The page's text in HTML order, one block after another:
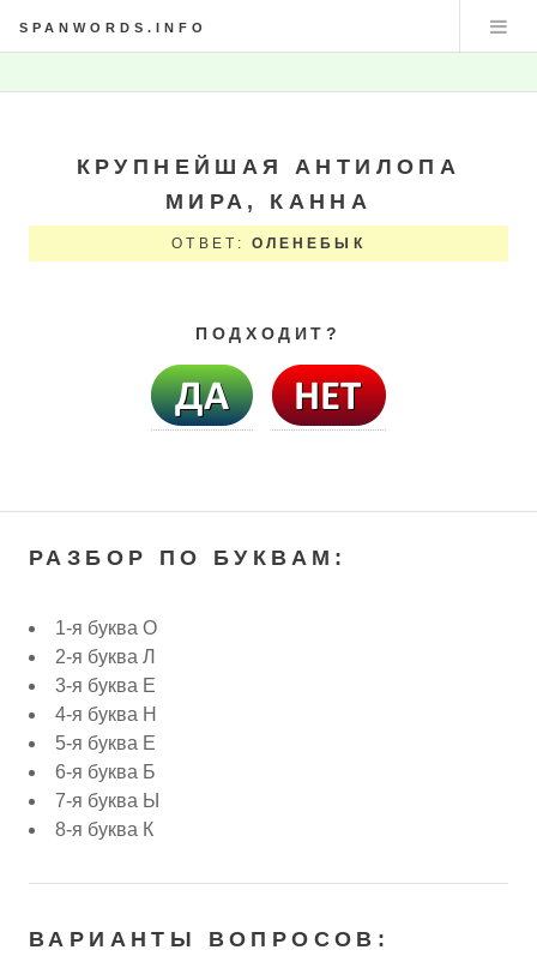
SPANWORDS.INFO
КРУПНЕЙШАЯ АНТИЛОПА
МИРА, КАННА
ОТВЕТ: ОЛЕНЕБЫК
ПОДХОДИТ?
РАЗБОР ПО БУКВАМ:
1-я буква О
2-я буква Л
3-я буква Е
4-я буква Н
5-я буква Е
6-я буква Б
7-я буква Ы
8-я буква К
ВАРИАНТЫ ВОПРОСОВ: